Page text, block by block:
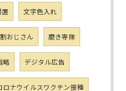
置 文字色入れ
おじさん 磨き専隊
略 デジタル広告
ロナウイルスワクチン接種